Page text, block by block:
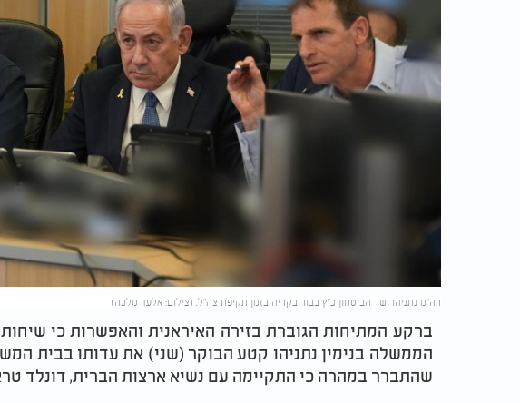
רה"מ נתניהו ושר הביטחון כ"ץ בבור בקריה בזמן תקיפת צה"ל. (צילום: אלעד מלכה)
ברקע המתיחות הגוברת בזירה האיראנית והאפשרות כי
הממשלה בנימין נתניהו קטע הבוקר (שני) את עדותו בבית
שהתברר במהרה כי התקיימה עם נשיא ארצות הברית, דונלד